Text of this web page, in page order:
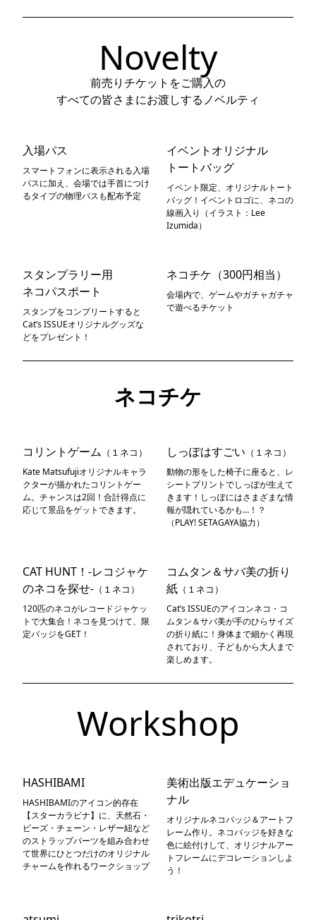
Novelty
前売りチケットをご購入の
すべての皆さまにお渡しするノベルティ
入場パス
スマートフォンに表示される入場
パスに加え、会場では手首につけ
るタイプの物理パスも配布予定
イベントオリジナル
トートバッグ
イベント限定、オリジナルトート
バッグ！イベントロゴに、ネコの
線画入り（イラスト：Lee
Izumida）
スタンプラリー用
ネコパスポート
スタンプをコンプリートすると
Cat’s ISSUEオリジナルグッズな
どをプレゼント！
ネコチケ（300円相当）
会場内で、ゲームやガチャガチャ
で遊べるチケット
ネコチケ
コリントゲーム （１ネコ）
Kate Matsufujiオリジナルキャラ
クターが描かれたコリントゲー
ム。チャンスは2回！合計得点に
応じて景品をゲットできます。
しっぽはすごい （１ネコ）
動物の形をした椅子に座ると、レ
シートプリントでしっぽが生えて
きます！しっぽにはさまざまな情
報が隠れているかも…！？
（PLAY! SETAGAYA協力）
CAT HUNT！-レコジャケ
のネコを探せ- （１ネコ）
120匹のネコがレコードジャケッ
トで大集合！ネコを見つけて、限
定バッジをGET！
コムタン＆サバ美の折り
紙 （１ネコ）
Cat’s ISSUEのアイコンネコ・コ
ムタン＆サバ美が手のひらサイズ
の折り紙に！身体まで細かく再現
されており、子どもから大人まで
楽しめます。
Workshop
HASHIBAMI
HASHIBAMIのアイコン的存在
【スターカラビナ】に、天然石・
ビーズ・チェーン・レザー紐など
のストラップパーツを組み合わせ
て世界にひとつだけのオリジナル
チャームを作れるワークショップ
美術出版エデュケーショ
ナル
オリジナルネコバッジ＆アートフ
レーム作り。ネコバッジを好きな
色に絵付けして、オリジナルアー
トフレームにデコレーションしよ
う！